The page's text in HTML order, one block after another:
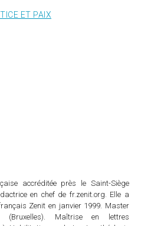
ET PAIX
accréditée près le Saint-Siège
en chef de fr.zenit.org. Elle a
Zenit en janvier 1999. Master
(Bruxelles). Maîtrise en lettres